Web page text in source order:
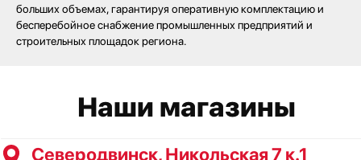
больших объемах, гарантируя оперативную комплектацию и
бесперебойное снабжение промышленных предприятий и
строительных площадок региона.